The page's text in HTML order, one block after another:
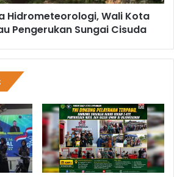
Hidrometeorologi, Wali Kota
Pengerukan Sungai Cisuda